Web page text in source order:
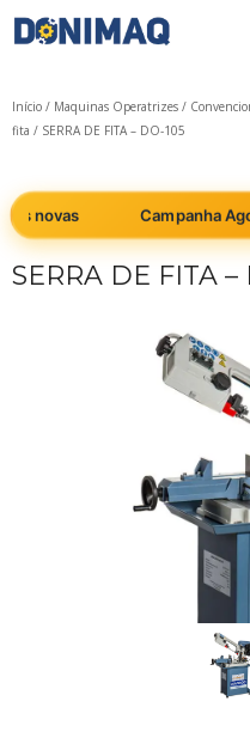
Início / Maquinas Operatrizes /
fita / SERRA DE FITA – DO-105
novas Campanha
SERRA DE FITA –